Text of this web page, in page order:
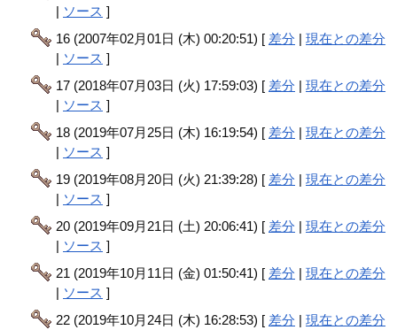
| ソース ]
16 (2007年02月01日 (木) 00:20:51) [ 差分 |現在との差分
| ソース ]
17 (2018年07月03日 (火) 17:59:03) [ 差分 |現在との差分
| ソース ]
18 (2019年07月25日 (木) 16:19:54) [ 差分 |現在との差分
| ソース ]
19 (2019年08月20日 (火) 21:39:28) [ 差分 |現在との差分
| ソース ]
20 (2019年09月21日 (土) 20:06:41) [ 差分 |現在との差分
| ソース ]
21 (2019年10月11日 (金) 01:50:41) [ 差分 |現在との差分
| ソース ]
22 (2019年10月24日 (木) 16:28:53) [ 差分 |現在との差分